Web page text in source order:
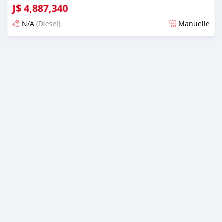
J$4,887,340
N/A (Diesel) Manuelle